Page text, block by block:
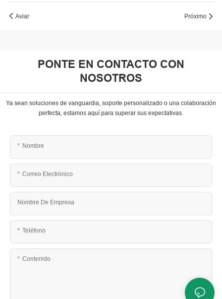
Aviar Próximo
PONTE EN CONTACTO CON
NOSOTROS
Ya sean soluciones de vanguardia, soporte personalizado o una colaboración
perfecta, estamos aquí para superar sus expectativas.
Nombre
Correo Electrónico
Nombre De Empresa
Teléfono
Contenido